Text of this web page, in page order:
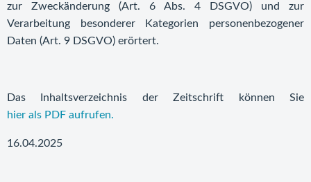
zur Zweckänderung (Art. 6 Abs. 4 DSGVO) und zur
Verarbeitung besonderer Kategorien personenbezogener
Daten (Art. 9 DSGVO) erörtert.
Das Inhaltsverzeichnis der Zeitschrift können Sie
hier als PDF aufrufen.
16.04.2025